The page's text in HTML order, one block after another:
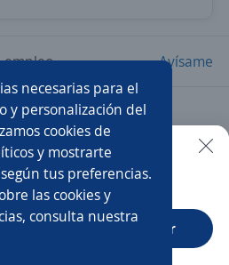
necesarias para el
y personalización del
cookies de
y mostrarte
tus preferencias.
las cookies y
consulta nuestra
empleo Avísame
a de cocina
a Chef cocinero
fácil en la app
Abrir